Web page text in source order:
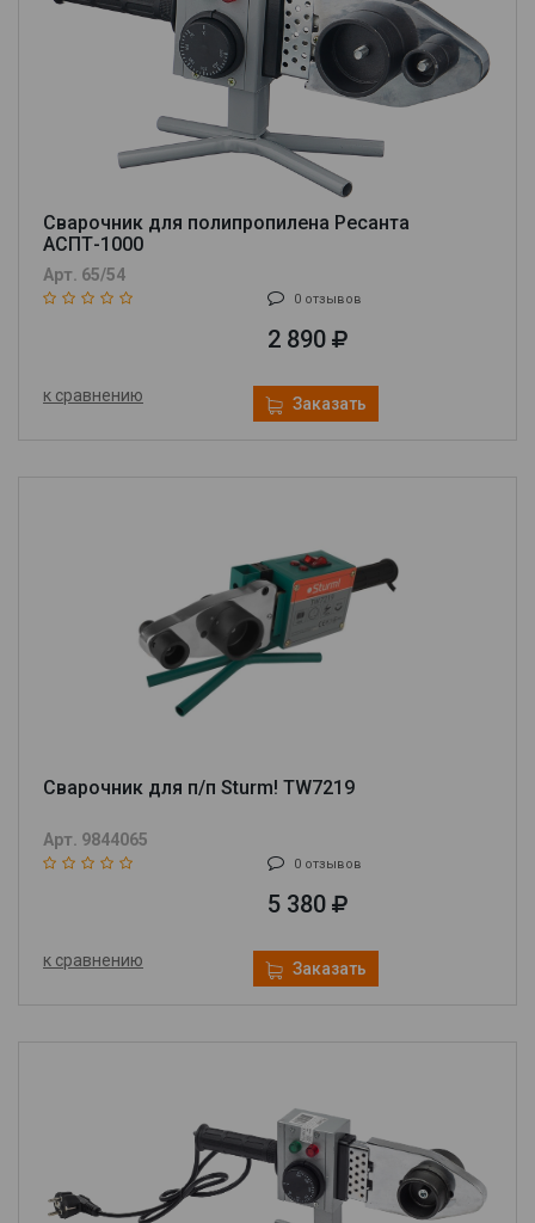
Сварочник для полипропилена Ресанта
АСПТ-1000
Арт. 65/54
0 отзывов
2 890
к сравнению Заказать
Сварочник для п/п Sturm! TW7219
Арт. 9844065
0 отзывов
5 380
к сравнению Заказать